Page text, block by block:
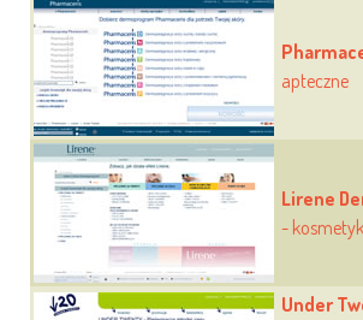
apteczne
Lirene
-
Under